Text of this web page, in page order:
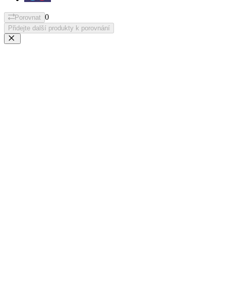
Porovnat 0
Přidejte další produkty k porovnání